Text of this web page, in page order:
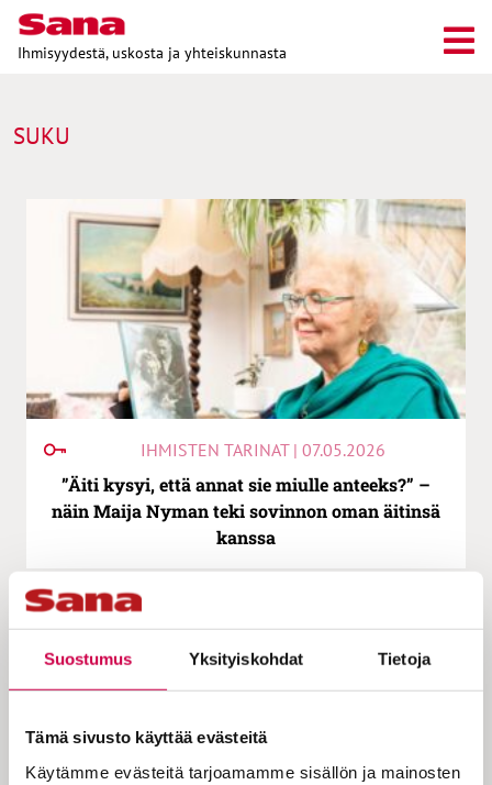
Suostumus Yksityiskohdat Tietoja
Tämä sivusto käyttää evästeitä
Käytämme evästeitä tarjoamamme sisällön ja mainosten
Ihmisyydestä, uskosta ja yhteiskunnasta
SUKU
IHMISTEN TARINAT | 07.05.2026
”Äiti kysyi, että annat sie miulle anteeks?” –
näin Maija Nyman teki sovinnon oman äitinsä
kanssa